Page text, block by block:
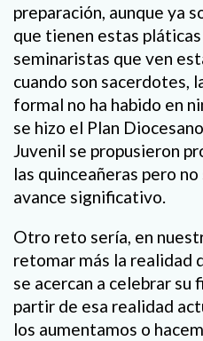
preparación, aunque ya
que tienen estas
seminaristas que ven
cuando son sacerdotes,
formal no ha habido en
se hizo el Plan
Juvenil se propusieron
las quinceañeras pero
avance significativo.
Otro reto sería, en
retomar más la realidad
se acercan a celebrar su
partir de esa realidad
los aumentamos o